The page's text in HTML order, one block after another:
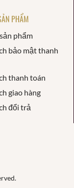
PHẨM
phẩm
bảo mật thanh
thanh toán
giao hàng
đổi trả